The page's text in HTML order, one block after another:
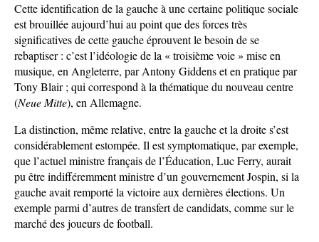
Cette identification de la gauche à une certaine politique sociale
est brouillée aujourd’hui au point que des forces très
significatives de cette gauche éprouvent le besoin de se
rebaptiser : c’est l’idéologie de la « troisième voie » mise en
musique, en Angleterre, par Antony Giddens et en pratique par
Tony Blair ; qui correspond à la thématique du nouveau centre
(Neue Mitte), en Allemagne.
La distinction, même relative, entre la gauche et la droite s’est
considérablement estompée. Il est symptomatique, par exemple,
que l’actuel ministre français de l’Éducation, Luc Ferry, aurait
pu être indifféremment ministre d’un gouvernement Jospin, si la
gauche avait remporté la victoire aux dernières élections. Un
exemple parmi d’autres de transfert de candidats, comme sur le
marché des joueurs de football.